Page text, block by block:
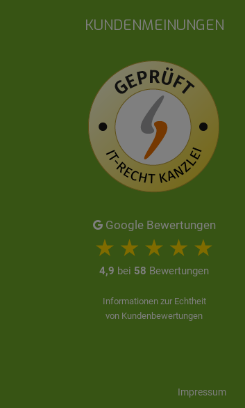
KUNDENMEINUNGEN
Google Bewertungen
4,9 bei 58 Bewertungen
Informationen zur Echtheit
von Kundenbewertungen
Impressum